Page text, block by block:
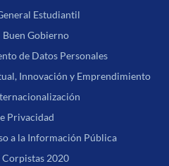
Estudiantil
Buen Gobierno
de Datos Personales
Innovación y Emprendimiento
Privacidad
a la Información Pública
Corpistas 2020